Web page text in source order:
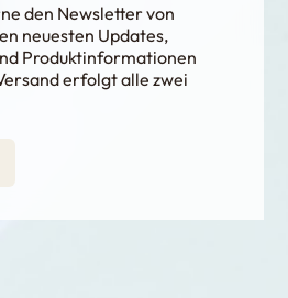
den Newsletter von
neuesten Updates,
Produktinformationen
erfolgt alle zwei